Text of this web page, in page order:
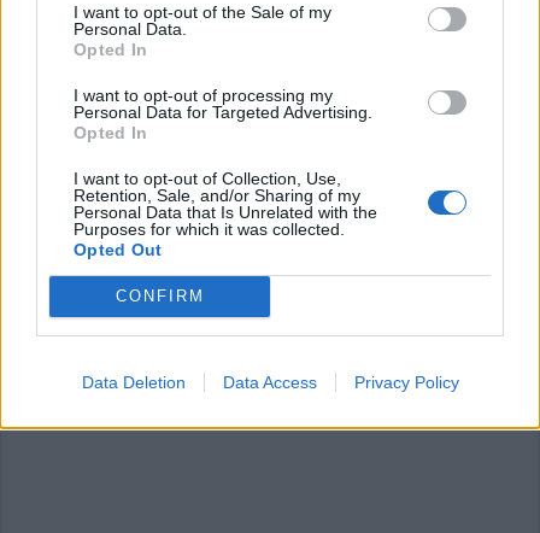
I want to opt-out of the Sale of my
Personal Data.
Opted In
I want to opt-out of processing my
Personal Data for Targeted Advertising.
Opted In
I want to opt-out of Collection, Use,
Retention, Sale, and/or Sharing of my
Personal Data that Is Unrelated with the
Purposes for which it was collected.
Opted Out
CONFIRM
Data Deletion Data Access Privacy Policy
Commenti
Accedi
articolo.
L'email è richiesta ma non verrà mostrata ai visitatori. Il contenuto di questo
commento esprime il pensiero dell'autore e non rappresenta la linea editoriale
possono essere automaticamente pubblicati senza filtro preventivo. I commenti
che includano uno o più link a siti esterni verranno rimossi in automatico dal